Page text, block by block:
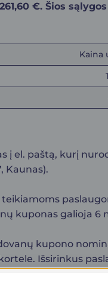
€. Šios
Kaina
į el. paštą, kurį
Kaunas).
teikiamoms
kuponas galioja 6
kupono
Išsirinkus